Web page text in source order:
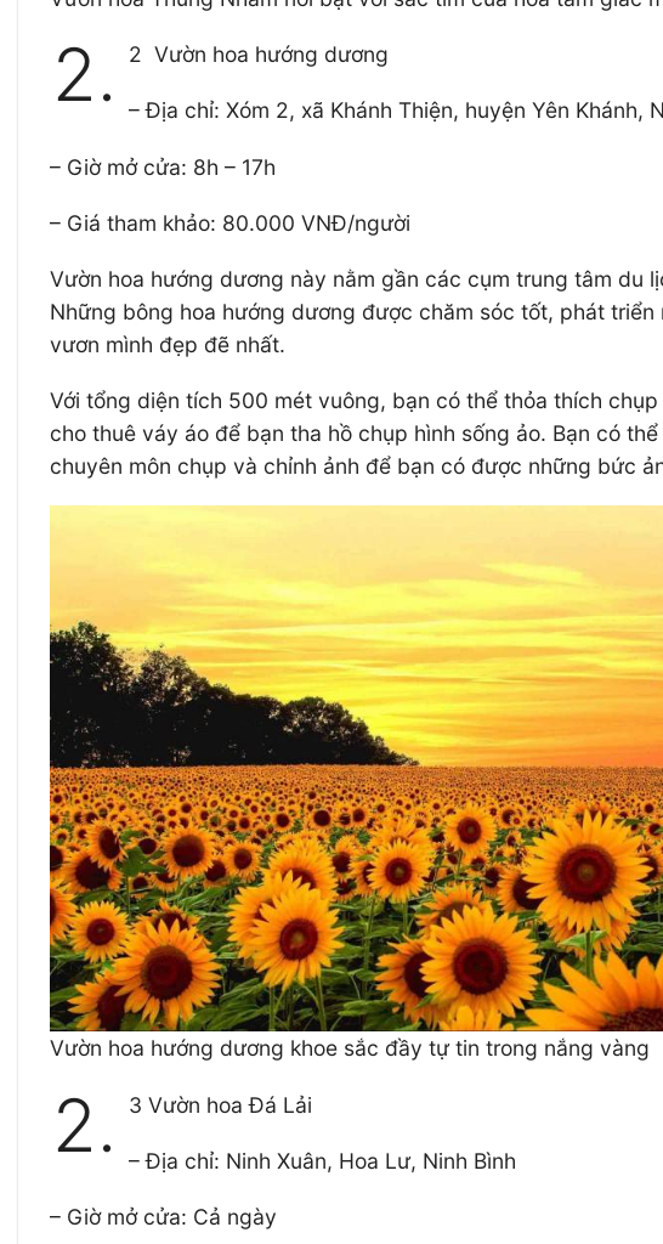
2. 2 Vườn hoa hướng dương
– Địa chỉ: Xóm 2, xã Khánh Thiện, huyện Yên Khánh,
– Giờ mở cửa: 8h – 17h
– Giá tham khảo: 80.000 VNĐ/người
Vườn hoa hướng dương này nằm gần các cụm trung tâm du
Những bông hoa hướng dương được chăm sóc tốt, phát
vươn mình đẹp đẽ nhất.
Với tổng diện tích 500 mét vuông, bạn có thể thỏa thích
cho thuê váy áo để bạn tha hồ chụp hình sống ảo. Bạn có
chuyên môn chụp và chỉnh ảnh để bạn có được những bức
Vườn hoa hướng dương khoe sắc đầy tự tin trong nắng vàng
2. 3 Vườn hoa Đá Lải
– Địa chỉ: Ninh Xuân, Hoa Lư, Ninh Bình
– Giờ mở cửa: Cả ngày